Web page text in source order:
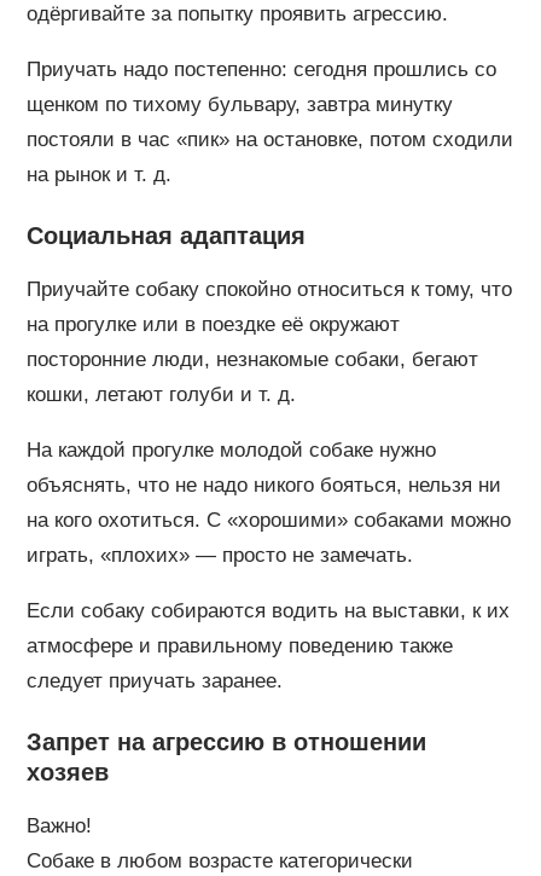
одёргивайте за попытку проявить агрессию.
Приучать надо постепенно: сегодня прошлись со
щенком по тихому бульвару, завтра минутку
постояли в час «пик» на остановке, потом сходили
на рынок и т. д.
Социальная адаптация
Приучайте собаку спокойно относиться к тому, что
на прогулке или в поездке её окружают
посторонние люди, незнакомые собаки, бегают
кошки, летают голуби и т. д.
На каждой прогулке молодой собаке нужно
объяснять, что не надо никого бояться, нельзя ни
на кого охотиться. С «хорошими» собаками можно
играть, «плохих» — просто не замечать.
Если собаку собираются водить на выставки, к их
атмосфере и правильному поведению также
следует приучать заранее.
Запрет на агрессию в отношении
хозяев
Важно!
Собаке в любом возрасте категорически